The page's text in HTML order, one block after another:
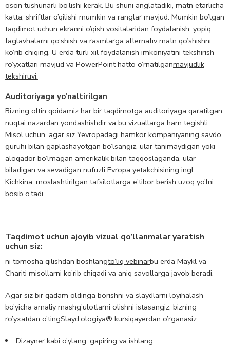
oson tushunarli bo’lishi kerak. Bu shuni anglatadiki, matn etarlicha
katta, shriftlar o’qilishi mumkin va ranglar mavjud. Mumkin bo’lgan
taqdimot uchun ekranni o’qish vositalaridan foydalanish, yopiq
taglavhalarni qo’shish va rasmlarga alternativ matn qo’shishni
ko’rib chiqing. U erda turli xil foydalanish imkoniyatini tekshirish
ro’yxatlari mavjud va PowerPoint hatto o’rnatilganmavjudlik
tekshiruvi.
Auditoriyaga yo’naltirilgan
Bizning oltin qoidamiz har bir taqdimotga auditoriyaga qaratilgan
nuqtai nazardan yondashishdir va bu vizuallarga ham tegishli.
Misol uchun, agar siz Yevropadagi hamkor kompaniyaning savdo
guruhi bilan gaplashayotgan bo’lsangiz, ular tanimaydigan yoki
aloqador bo’lmagan amerikalik bilan taqqoslaganda, ular
biladigan va sevadigan nufuzli Evropa yetakchisining ingl.
Kichkina, moslashtirilgan tafsilotlarga e’tibor berish uzoq yo’lni
bosib o’tadi.
Taqdimot uchun ajoyib vizual qo’llanmalar yaratish
uchun siz:
ni tomosha qilishdan boshlangto’liq vebinarbu erda Maykl va
Chariti misollarni ko’rib chiqadi va aniq savollarga javob beradi.
Agar siz bir qadam oldinga borishni va slaydlarni loyihalash
bo’yicha amaliy mashg’ulotlarni olishni istasangiz, bizning
ro’yxatdan o’tingSlayd:ologiya® kursiqayerdan o’rganasiz:
Dizayner kabi o’ylang, gapiring va ishlang